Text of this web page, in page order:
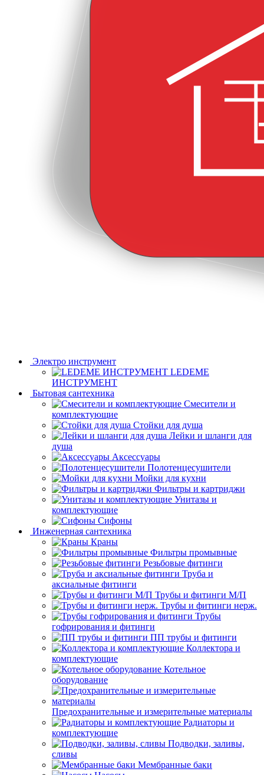
Электро инструмент
LEDEME
ИНСТРУМЕНТ
Бытовая сантехника
Смесители и
комплектующие
Стойки для душа
Лейки и шланги для
душа
Аксессуары
Полотенцесушители
Мойки для кухни
Фильтры и картриджи
Унитазы и
комплектующие
Сифоны
Инженерная сантехника
Краны
Фильтры промывные
Резьбовые фитинги
Труба и
аксиальные фитинги
Трубы и фитинги М/П
Трубы и фитинги нерж.
Трубы
гофрирования и фитинги
ПП трубы и фитинги
Коллектора и
комплектующие
Котельное
оборудование
Предохранительные и измерительные материалы
Радиаторы и
комплектующие
Подводки, заливы,
сливы
Мембранные баки